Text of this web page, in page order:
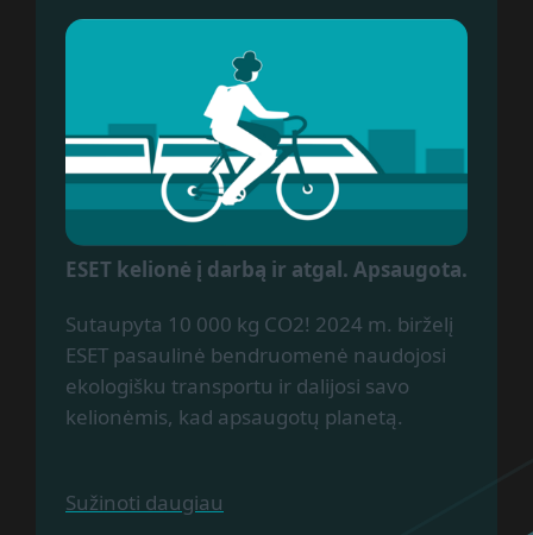
ESET kelionė į darbą ir atgal. Apsaugota.
Sutaupyta 10 000 kg CO2! 2024 m. birželį
ESET pasaulinė bendruomenė naudojosi
ekologišku transportu ir dalijosi savo
kelionėmis, kad apsaugotų planetą.
Sužinoti daugiau